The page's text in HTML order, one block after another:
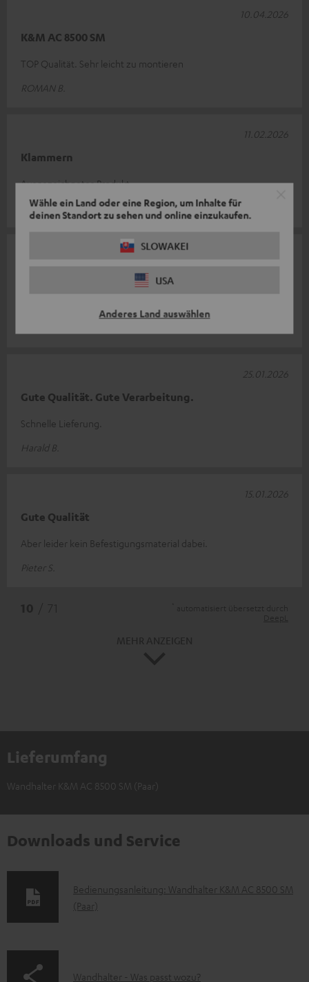
Wähle ein Land oder eine Region, um Inhalte für
deinen Standort zu sehen und online einzukaufen.
SLOWAKEI
USA
Anderes Land auswählen
K&M AC 8500 SM
TOP Qualität. Sehr leicht zu montieren
ROMAN B.
10.04.2026
Klammern
Ausgezeichnetes Produkt
Martino B.
(automatisch übersetzt *)
11.02.2026
Gute Qualität. Gute Verarbeitung.
Schnelle Lieferung.
Harald B.
25.01.2026
Gute Qualität
Aber leider kein Befestigungsmaterial dabei.
Pieter S.
15.01.2026
Lieferumfang
Wandhalter K&M AC 8500 SM (Paar)
Downloads und Service
D
o
m
Bedienungsanleitung: Wandhalter K&M AC 8500 SM
(Paar)
p
Wandhalter - Was passt wozu?